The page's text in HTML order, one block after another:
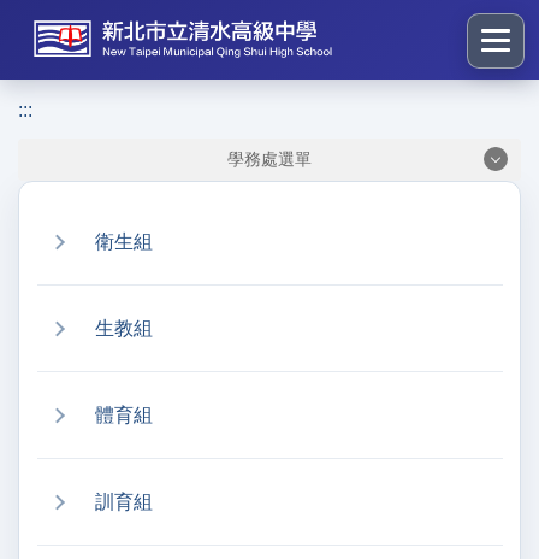
到
區
:::
學務處選單
衛生組
生教組
體育組
訓育組